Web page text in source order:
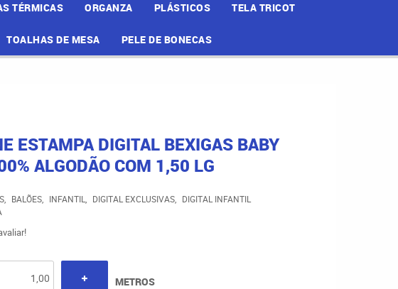
TÉRMICAS ORGANZA PLÁSTICOS TELA TRICOT
TOALHAS DE MESA PELE DE BONECAS
ESTAMPA DIGITAL BEXIGAS BABY
ALGODÃO COM 1,50 LG
BALÕES INFANTIL DIGITAL EXCLUSIVAS
DIGITAL INFANTIL
METROS